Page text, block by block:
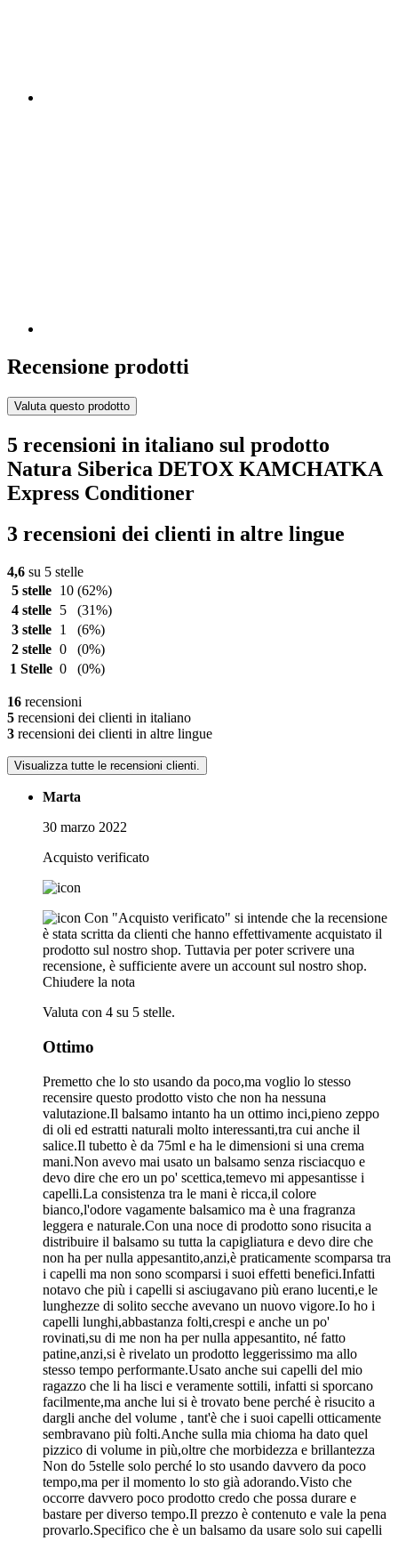
Recensione prodotti
Valuta questo prodotto
5 recensioni in italiano sul prodotto
Natura Siberica DETOX KAMCHATKA
Express Conditioner
3 recensioni dei clienti in altre lingue
4,6 su 5 stelle
5 stelle
10 (62%)
4 stelle
5
(31%)
3 stelle
1
(6%)
2 stelle 0
(0%)
1 Stelle 0 (0%)
16 recensioni
5 recensioni dei clienti in italiano
3 recensioni dei clienti in altre lingue
Visualizza tutte le recensioni clienti.
Marta
30 marzo 2022
Acquisto verificato
Con "Acquisto verificato" si intende che la recensione
è stata scritta da clienti che hanno effettivamente acquistato il
prodotto sul nostro shop. Tuttavia per poter scrivere una
recensione, è sufficiente avere un account sul nostro shop.
Chiudere la nota
Valuta con 4 su 5 stelle.
Ottimo
Premetto che lo sto usando da poco,ma voglio lo stesso
recensire questo prodotto visto che non ha nessuna
valutazione.Il balsamo intanto ha un ottimo inci,pieno zeppo
di oli ed estratti naturali molto interessanti,tra cui anche il
salice.Il tubetto è da 75ml e ha le dimensioni si una crema
mani.Non avevo mai usato un balsamo senza risciacquo e
devo dire che ero un po' scettica,temevo mi appesantisse i
capelli.La consistenza tra le mani è ricca,il colore
bianco,l'odore vagamente balsamico ma è una fragranza
leggera e naturale.Con una noce di prodotto sono risucita a
distribuire il balsamo su tutta la capigliatura e devo dire che
non ha per nulla appesantito,anzi,è praticamente scomparsa tra
i capelli ma non sono scomparsi i suoi effetti benefici.Infatti
notavo che più i capelli si asciugavano più erano lucenti,e le
lunghezze di solito secche avevano un nuovo vigore.Io ho i
capelli lunghi,abbastanza folti,crespi e anche un po'
rovinati,su di me non ha per nulla appesantito, né fatto
patine,anzi,si è rivelato un prodotto leggerissimo ma allo
stesso tempo performante.Usato anche sui capelli del mio
ragazzo che li ha lisci e veramente sottili, infatti si sporcano
facilmente,ma anche lui si è trovato bene perché è risucito a
dargli anche del volume , tant'è che i suoi capelli otticamente
sembravano più folti.Anche sulla mia chioma ha dato quel
pizzico di volume in più,oltre che morbidezza e brillantezza
Non do 5stelle solo perché lo sto usando davvero da poco
tempo,ma per il momento lo sto già adorando.Visto che
occorre davvero poco prodotto credo che possa durare e
bastare per diverso tempo.Il prezzo è contenuto e vale la pena
provarlo.Specifico che è un balsamo da usare solo sui capelli